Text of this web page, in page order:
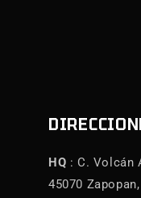
HQ : C. Volcán
45070